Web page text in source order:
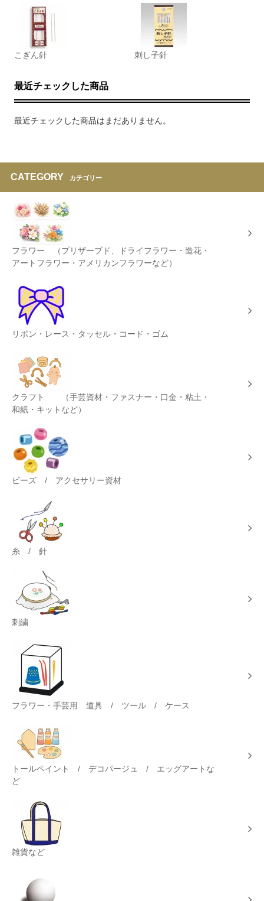
こぎん針 刺し子針
最近チェックした商品
最近チェックした商品はまだありません。
CATEGORY カテゴリー
フラワー （プリザーブド、ドライフラワー・造花・
アートフラワー・アメリカンフラワーなど）
リボン・レース・タッセル・コード・ゴム
クラフト （手芸資材・ファスナー・口金・粘土・
和紙・キットなど）
ビーズ / アクセサリー資材
糸 / 針
刺繍
フラワー・手芸用 道具 / ツール / ケース
トールペイント / デコパージュ / エッグアートな
ど
雑貨など